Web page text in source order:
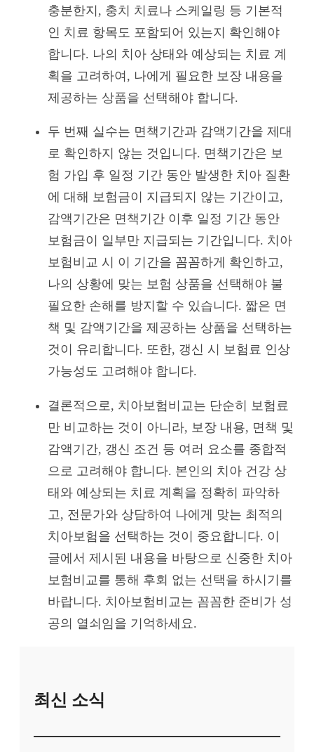
충분한지, 충치 치료나 스케일링 등 기본적
인 치료 항목도 포함되어 있는지 확인해야
합니다. 나의 치아 상태와 예상되는 치료 계
획을 고려하여, 나에게 필요한 보장 내용을
제공하는 상품을 선택해야 합니다.
두 번째 실수는 면책기간과 감액기간을 제대
로 확인하지 않는 것입니다. 면책기간은 보
험 가입 후 일정 기간 동안 발생한 치아 질환
에 대해 보험금이 지급되지 않는 기간이고,
감액기간은 면책기간 이후 일정 기간 동안
보험금이 일부만 지급되는 기간입니다. 치아
보험비교 시 이 기간을 꼼꼼하게 확인하고,
나의 상황에 맞는 보험 상품을 선택해야 불
필요한 손해를 방지할 수 있습니다. 짧은 면
책 및 감액기간을 제공하는 상품을 선택하는
것이 유리합니다. 또한, 갱신 시 보험료 인상
가능성도 고려해야 합니다.
결론적으로, 치아보험비교는 단순히 보험료
만 비교하는 것이 아니라, 보장 내용, 면책 및
감액기간, 갱신 조건 등 여러 요소를 종합적
으로 고려해야 합니다. 본인의 치아 건강 상
태와 예상되는 치료 계획을 정확히 파악하
고, 전문가와 상담하여 나에게 맞는 최적의
치아보험을 선택하는 것이 중요합니다. 이
글에서 제시된 내용을 바탕으로 신중한 치아
보험비교를 통해 후회 없는 선택을 하시기를
바랍니다. 치아보험비교는 꼼꼼한 준비가 성
공의 열쇠임을 기억하세요.
최신 소식